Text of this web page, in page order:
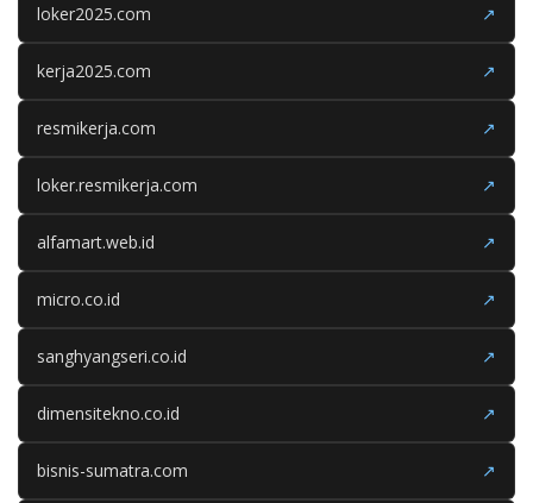
loker2025.com ↗
kerja2025.com ↗
resmikerja.com ↗
loker.resmikerja.com ↗
alfamart.web.id ↗
micro.co.id ↗
sanghyangseri.co.id ↗
dimensitekno.co.id ↗
bisnis-sumatra.com ↗